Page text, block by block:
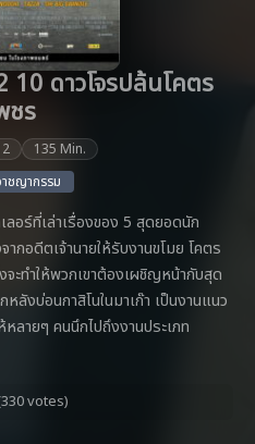
ดาวโจรปล้นโคตร
ชร
135 Min.
ชญากรรม
อร์ที่เล่าเรื่องของ 5 สุดยอดนัก
กอดีตเจ้านายให้รับงานขโมย โคตร
ะทำให้พวกเขาต้องเผชิญหน้ากับสุด
งบ่อนกาสิโนในมาเก๊า เป็นงานแนว
ลายๆ คนนึกไปถึงงานประเภท
votes)